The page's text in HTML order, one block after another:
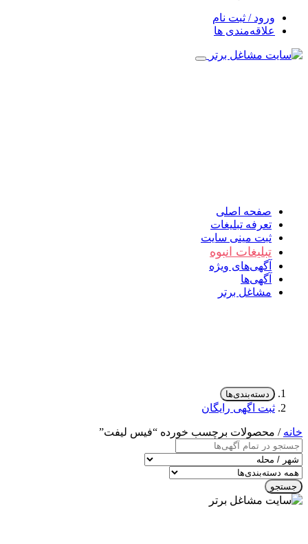
ورود / ثبت نام
علاقه‌مندی ها
صفحه اصلی
تعرفه تبلیغات
ثبت مینی سایت
تبلیغات انبوه
آگهی‌های ویژه
آگهی‌ها
مشاغل برتر
دسته‌بندی‌ها
ثبت اگهی رایگان
خانه / محصولات برچسب خورده “فیس لیفت”
جستجو